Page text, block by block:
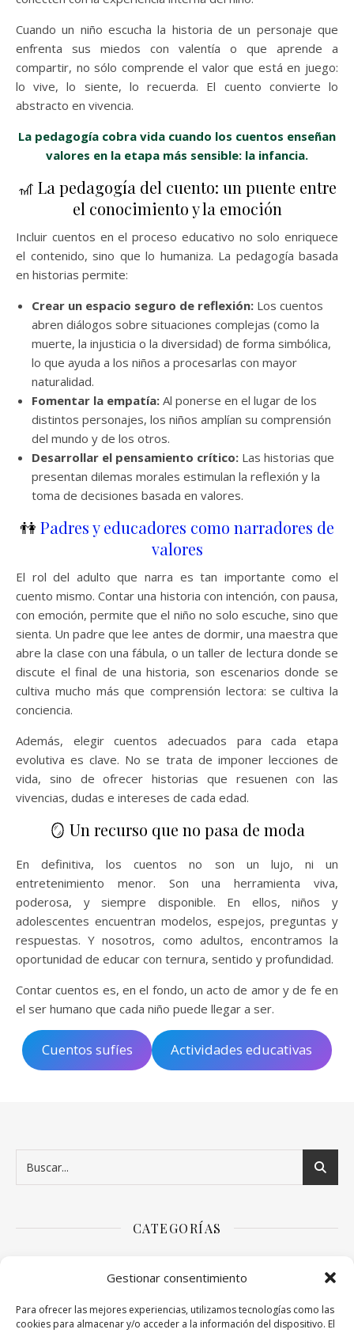
Gestionar consentimiento
Para ofrecer las mejores experiencias, utilizamos tecnologías como las
cookies para almacenar y/o acceder a la información del dispositivo. El
Cuando un niño escucha la historia de un personaje que
enfrenta sus miedos con valentía o que aprende a
compartir, no sólo comprende el valor que está en juego:
lo vive, lo siente, lo recuerda. El cuento convierte lo
abstracto en vivencia.
La pedagogía cobra vida cuando los cuentos enseñan
valores en la etapa más sensible: la infancia.
🎢 La pedagogía del cuento: un puente entre
el conocimiento y la emoción
Incluir cuentos en el proceso educativo no solo enriquece
el contenido, sino que lo humaniza. La pedagogía basada
en historias permite:
Crear un espacio seguro de reflexión: Los cuentos
abren diálogos sobre situaciones complejas (como la
muerte, la injusticia o la diversidad) de forma simbólica,
lo que ayuda a los niños a procesarlas con mayor
naturalidad.
Fomentar la empatía: Al ponerse en el lugar de los
distintos personajes, los niños amplían su comprensión
del mundo y de los otros.
Desarrollar el pensamiento crítico: Las historias que
presentan dilemas morales estimulan la reflexión y la
toma de decisiones basada en valores.
👫 Padres y educadores como narradores de
valores
El rol del adulto que narra es tan importante como el
cuento mismo. Contar una historia con intención, con pausa,
con emoción, permite que el niño no solo escuche, sino que
sienta. Un padre que lee antes de dormir, una maestra que
abre la clase con una fábula, o un taller de lectura donde se
discute el final de una historia, son escenarios donde se
cultiva mucho más que comprensión lectora: se cultiva la
conciencia.
Además, elegir cuentos adecuados para cada etapa
evolutiva es clave. No se trata de imponer lecciones de
vida, sino de ofrecer historias que resuenen con las
vivencias, dudas e intereses de cada edad.
🪞 Un recurso que no pasa de moda
En definitiva, los cuentos no son un lujo, ni un
entretenimiento menor. Son una herramienta viva,
poderosa, y siempre disponible. En ellos, niños y
adolescentes encuentran modelos, espejos, preguntas y
respuestas. Y nosotros, como adultos, encontramos la
oportunidad de educar con ternura, sentido y profundidad.
Contar cuentos es, en el fondo, un acto de amor y de fe en
el ser humano que cada niño puede llegar a ser.
Cuentos sufíes Actividades educativas
CATEGORÍAS
Bebés y niños